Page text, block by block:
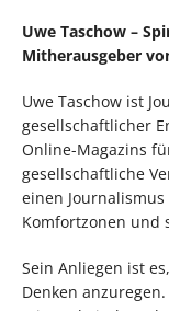
Uwe Taschow –
Mitherausgeber
Uwe Taschow ist
gesellschaftlicher
Online-Magazins
gesellschaftliche
einen
Komfortzonen und
Sein Anliegen ist
Denken